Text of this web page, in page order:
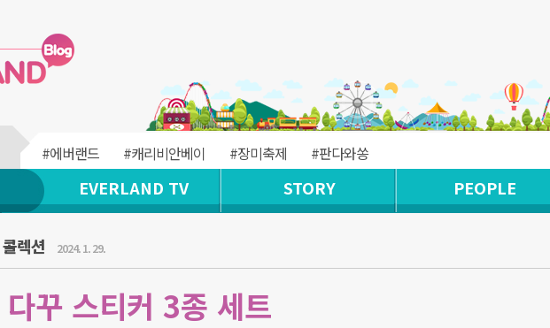
#에버랜드 #캐리비안베이 #장미축제 #판다와쏭
EVERLAND TV STORY PEOPLE
렉션 2024. 1. 29.
꾸 스티커 3종 세트